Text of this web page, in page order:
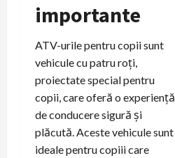
importante
ATV-urile pentru copii sunt
vehicule cu patru roți,
proiectate special pentru
copii, care oferă o experiență
de conducere sigură și
plăcută. Aceste vehicule sunt
ideale pentru copiii care